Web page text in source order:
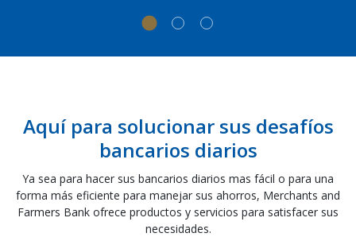
Aquí para solucionar sus desafíos
bancarios diarios
Ya sea para hacer sus bancarios diarios mas fácil o para una
forma más eficiente para manejar sus ahorros, Merchants and
Farmers Bank ofrece productos y servicios para satisfacer sus
necesidades.